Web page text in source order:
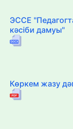
ЭССЕ
кәсіби дамуы"
Көркем жазу